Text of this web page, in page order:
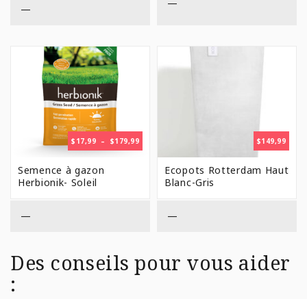
— —
$ 17,99 – $179,99PLAGE
DE
Semence à gazon
Herbionik- Soleil
—
$149,99
Ecopots Rotterdam Haut
Blanc-Gris
—
Des conseils pour vous aider
: